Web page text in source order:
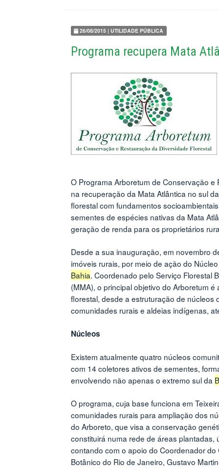
26/08/2015 | UTILIDADE PÚBLICA
Programa recupera Mata
O Programa Arboretum de Conservação
na recuperação da Mata Atlântica no sul
florestal com fundamentos
sementes de espécies nativas da Mata
geração de renda para os proprietários
Desde a sua inauguração, em novembro
imóveis rurais, por meio de ação do
Bahia. Coordenado pelo Serviço Florestal
(MMA), o principal objetivo do Arboretum
florestal, desde a estruturação de
comunidades rurais e aldeias indígenas,
Núcleos
Existem atualmente quatro núcleos
com 14 coletores ativos de sementes,
envolvendo não apenas o extremo sul da
O programa, cuja base funciona em
comunidades rurais para ampliação dos
do Arboreto, que visa a conservação
constituirá numa rede de áreas
contando com o apoio do Coordenador
Botânico do Rio de Janeiro, Gustavo